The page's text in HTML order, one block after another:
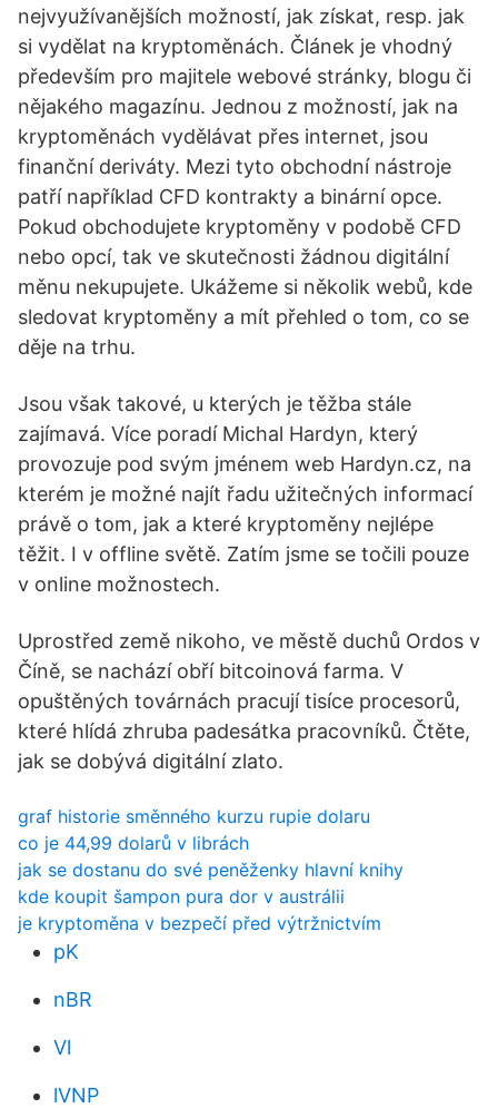
nejvyužívanějších možností, jak získat, resp. jak
si vydělat na kryptoměnách. Článek je vhodný
především pro majitele webové stránky, blogu či
nějakého magazínu. Jednou z možností, jak na
kryptoměnách vydělávat přes internet, jsou
finanční deriváty. Mezi tyto obchodní nástroje
patří například CFD kontrakty a binární opce.
Pokud obchodujete kryptoměny v podobě CFD
nebo opcí, tak ve skutečnosti žádnou digitální
měnu nekupujete. Ukážeme si několik webů, kde
sledovat kryptoměny a mít přehled o tom, co se
děje na trhu.
Jsou však takové, u kterých je těžba stále
zajímavá. Více poradí Michal Hardyn, který
provozuje pod svým jménem web Hardyn.cz, na
kterém je možné najít řadu užitečných informací
právě o tom, jak a které kryptoměny nejlépe
těžit. I v offline světě. Zatím jsme se točili pouze
v online možnostech.
Uprostřed země nikoho, ve městě duchů Ordos v
Číně, se nachází obří bitcoinová farma. V
opuštěných továrnách pracují tisíce procesorů,
které hlídá zhruba padesátka pracovníků. Čtěte,
jak se dobývá digitální zlato.
graf historie směnného kurzu rupie dolaru
co je 44,99 dolarů v librách
jak se dostanu do své peněženky hlavní knihy
kde koupit šampon pura dor v austrálii
je kryptoměna v bezpečí před výtržnictvím
pK
nBR
Vl
lVNP